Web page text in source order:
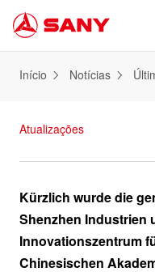
Início Notícias
Atualizações
Kürzlich wurde die
Shenzhen Industrien
Innovationszentrum
Chinesischen